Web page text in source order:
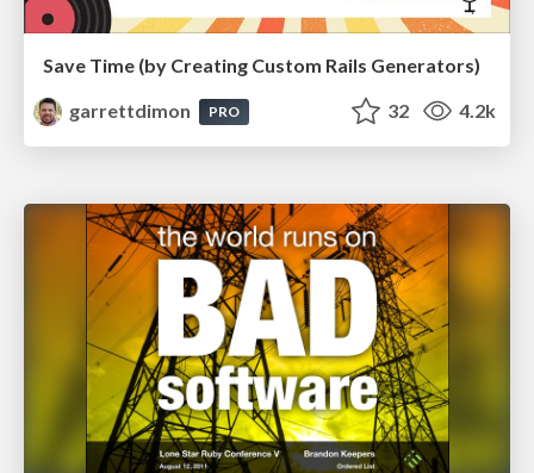
Save Time (by Creating Custom Rails Generators)
garrettdimon
PRO 32 4.2k